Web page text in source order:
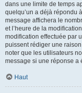
dans une limite de temps
quelqu’un a déjà répondu
message affichera le
et l’heure de la
modification effectuée par
puissent rédiger une
noter que les utilisateurs
message si une réponse a
Haut